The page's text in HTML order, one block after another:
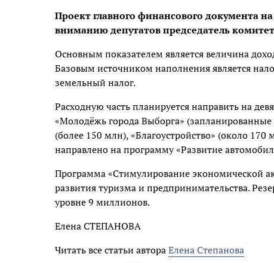
Проект главного финансового документа
вниманию депутатов председатель
Основным показателем является величина
Базовым источником наполнения является
земельный налог.
Расходную часть планируется направить на
«Молодёжь города Выборга»
(более 150 млн), «Благоустройство» (около
направлено на программу «Развитие
Программа «Стимулирование экономической
развития туризма и предпринимательства.
уровне 9 миллионов.
Елена СТЕПАНОВА
Читать все статьи автораЕлена Степанова